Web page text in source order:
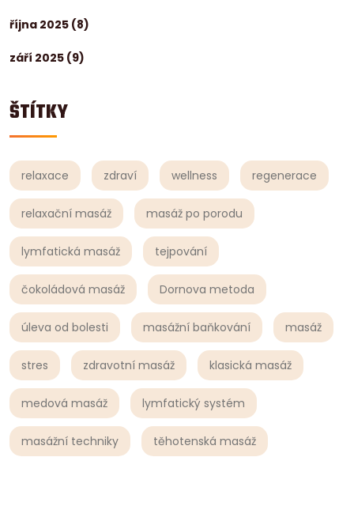
října 2025 (8)
září 2025 (9)
ŠTÍTKY
relaxace zdraví wellness regenerace
relaxační masáž masáž po porodu
lymfatická masáž tejpování
čokoládová masáž Dornova metoda
úleva od bolesti masážní baňkování masáž
stres zdravotní masáž klasická masáž
medová masáž lymfatický systém
masážní techniky těhotenská masáž